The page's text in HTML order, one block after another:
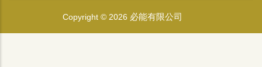
Copyright © 2026 必能有限公司